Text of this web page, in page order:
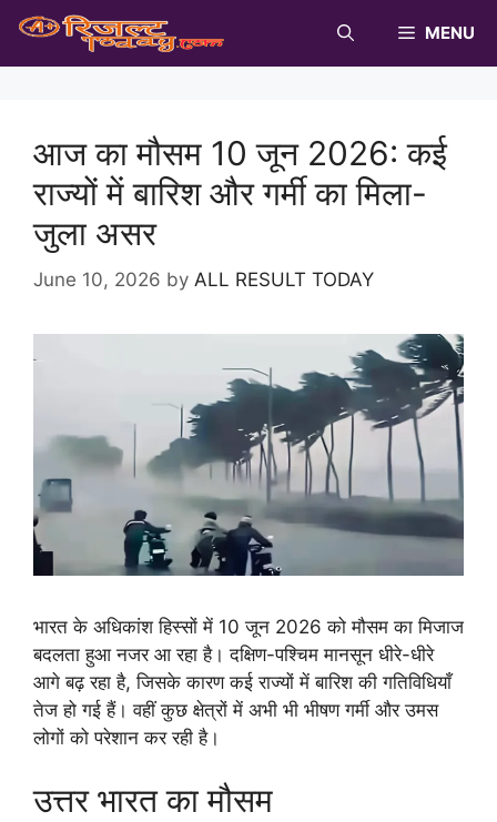
Skip
content
MENU
आज का मौसम 10 जून 2026: कई
राज्यों में बारिश और गर्मी का मिला-
जुला असर
June 10, 2026 by ALL RESULT TODAY
भारत के अधिकांश हिस्सों में 10 जून 2026 को मौसम का मिजाज
बदलता हुआ नजर आ रहा है। दक्षिण-पश्चिम मानसून धीरे-धीरे
आगे बढ़ रहा है, जिसके कारण कई राज्यों में बारिश की गतिविधियाँ
तेज हो गई हैं। वहीं कुछ क्षेत्रों में अभी भी भीषण गर्मी और उमस
लोगों को परेशान कर रही है।
उत्तर भारत का मौसम